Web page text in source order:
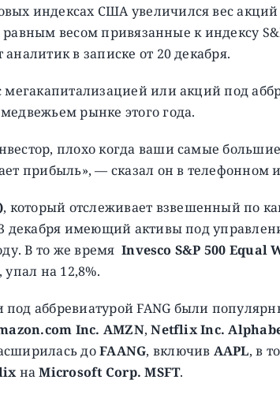
индексах США увеличился вес
равным весом привязанные к индексу
в записке от 20 декабря.
мегакапитализацией или акций под
рынке этого года.
плохо когда ваши самые
прибыль», — сказал он в телефонном
, который отслеживает взвешенный по
декабря имеющий активы под
В то же времяInvesco S&P 500 Equal
на 12,8%.
аббревиатурой FANG были
Inc. AMZN,Netflix Inc.
доFAANG, включив AAPL, в
наMicrosoft Corp. MSFT.